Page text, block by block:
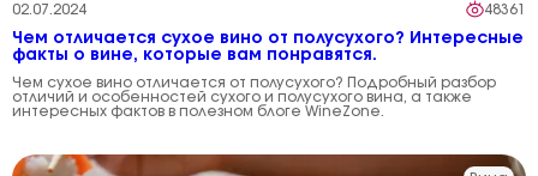
02.07.2024 48361
Чем отличается сухое вино от полусухого? Интересные
факты о вине, которые вам понравятся.
Чем сухое вино отличается от полусухого? Подробный разбор
отличий и особенностей сухого и полусухого вина, а также
интересных фактов в полезном блоге WineZone.